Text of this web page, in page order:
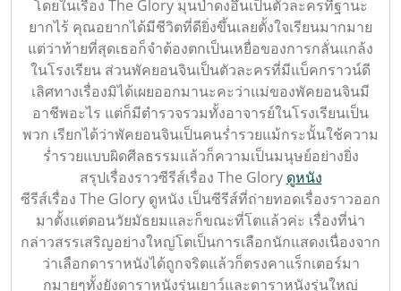
โดยในเรื่อง The Glory มุนป่าดงอึนเป็นตัวละครที่ฐานะ
ยากไร้ คุณอยากได้มีชีวิตที่ดียิ่งขึ้นเลยตั้งใจเรียนมากมาย
แต่ว่าท้ายที่สุดเธอก็จำต้องตกเป็นเหยื่อของการกลั่นแกล้ง
ในโรงเรียน ส่วนพัคยอนจินเป็นตัวละครที่มีแบ็คกราวน์ดี
เลิศทางเรื่องมิได้เผยออกมานะคะว่าแม่ของพัคยอนจินมี
อาชีพอะไร แต่ก็มีตำรวจรวมทั้งอาจารย์ในโรงเรียนเป็น
พวก เรียกได้ว่าพัคยอนจินเป็นคนร่ำรวยแม้กระนั้นใช้ความ
ร่ำรวยแบบผิดศีลธรรมแล้วก็ความเป็นมนุษย์อย่างยิ่ง
สรุปเรื่องราวซีรีส์เรื่อง The Glory ดูหนัง
ซีรีส์เรื่อง The Glory ดูหนัง เป็นซีรีส์ที่ถ่ายทอดเรื่องราวออก
มาตั้งแต่ตอนวัยมัธยมและก็ขณะที่โตแล้วค่ะ เรื่องที่น่า
กล่าวสรรเสริญอย่างใหญ่โตเป็นการเลือกนักแสดงเนื่องจาก
ว่าเลือกดาราหนังได้ถูกจริตแล้วก็ตรงคาแร็กเตอร์มา
กมายๆทั้งยังดาราหนังรุ่นเยาว์และดาราหนังรุ่นใหญ่